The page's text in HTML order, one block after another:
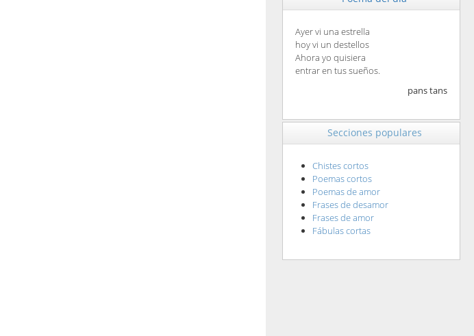
Ayer vi una estrella
hoy vi un destellos
Ahora yo quisiera
entrar en tus sueños.
pans tans
Secciones populares
Chistes cortos
Poemas cortos
Poemas de amor
Frases de desamor
Frases de amor
Fábulas cortas